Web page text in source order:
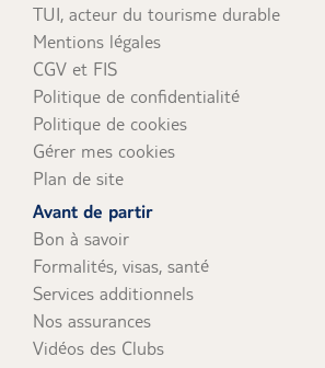
TUI, acteur du tourisme durable
Mentions légales
CGV et FIS
Politique de confidentialité
Politique de cookies
Gérer mes cookies
Plan de site
Avant de partir
Bon à savoir
Formalités, visas, santé
Services additionnels
Nos assurances
Vidéos des Clubs